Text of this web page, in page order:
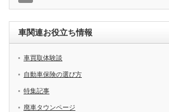
車関連お役立ち情報
車買取体験談
自動車保険の選び方
特集記事
廃車タウンページ